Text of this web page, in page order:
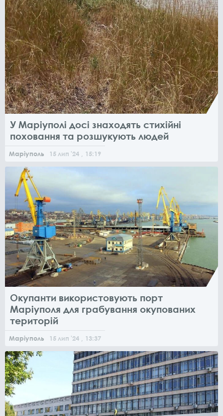
У Маріуполі досі знаходять стихійні
поховання та розшукують людей
Маріуполь 15 лип '24 , 15:19
Окупанти використовують порт
Маріуполя для грабування окупованих
територій
Маріуполь 15 лип '24 , 13:37